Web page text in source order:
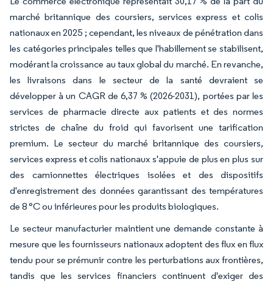
marché britannique des coursiers, services express et colis
nationaux en 2025 ; cependant, les niveaux de pénétration dans
les catégories principales telles que l'habillement se stabilisent,
modérant la croissance au taux global du marché. En revanche,
les livraisons dans le secteur de la santé devraient se
développer à un CAGR de 6,37 % (2026-2031), portées par les
services de pharmacie directe aux patients et des normes
strictes de chaîne du froid qui favorisent une tarification
premium. Le secteur du marché britannique des coursiers,
services express et colis nationaux s'appuie de plus en plus sur
des camionnettes électriques isolées et des dispositifs
d'enregistrement des données garantissant des températures
de 8 °C ou inférieures pour les produits biologiques.
Le secteur manufacturier maintient une demande constante à
mesure que les fournisseurs nationaux adoptent des flux en flux
tendu pour se prémunir contre les perturbations aux frontières,
tandis que les services financiers continuent d'exiger des